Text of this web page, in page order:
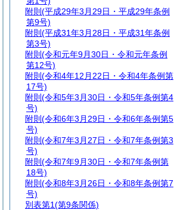
附則 (平成29年3月29日・平成29年条例
第9号)
附則 (平成31年3月28日・平成31年条例
第3号)
附則 (令和元年9月30日・令和元年条例
第12号)
附則 (令和4年12月22日・令和4年条例第
17号)
附則 (令和5年3月30日・令和5年条例第4
号)
附則 (令和6年3月29日・令和6年条例第5
号)
附則 (令和7年3月27日・令和7年条例第3
号)
附則 (令和7年9月30日・令和7年条例第
18号)
附則 (令和8年3月26日・令和8年条例第7
号)
別表第1(第9条関係)